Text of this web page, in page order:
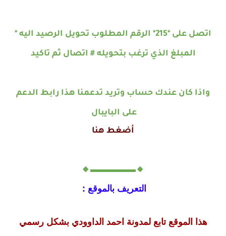
اتصل على *215* الرقم المطلوب تحويل الرصيد اليه *
المبلغ الذي ترغب بتحويله # اتصال ثم تاكيد
واذا كان عندك حساب وتريد تدعمنا هذا رابط الدعم
على البايبال
أضغط هنا
🔸▬▬▬▬▬🔸
التعريف بالموقع :
هذا الموقع تابع لمدونة احمد الداوودي بشكل رسمي